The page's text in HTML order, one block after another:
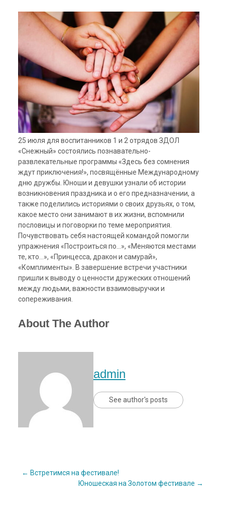
25 июля для воспитанников 1 и 2 отрядов ЗДОЛ
«Снежный» состоялись познавательно-
развлекательные программы «Здесь без сомнения
ждут приключения!», посвящённые Международному
дню дружбы. Юноши и девушки узнали об истории
возникновения праздника и о его предназначении, а
также поделились историями о своих друзьях, о том,
какое место они занимают в их жизни, вспомнили
пословицы и поговорки по теме мероприятия.
Почувствовать себя настоящей командой помогли
упражнения «Построиться по…», «Меняются местами
те, кто…», «Принцесса, дракон и самурай»,
«Комплименты». В завершение встречи участники
пришли к выводу о ценности дружеских отношений
между людьми, важности взаимовыручки и
сопереживания.
About The Author
admin
See author's posts
Post
← Встретимся на фестивале!
Юношеская на Золотом фестивале →